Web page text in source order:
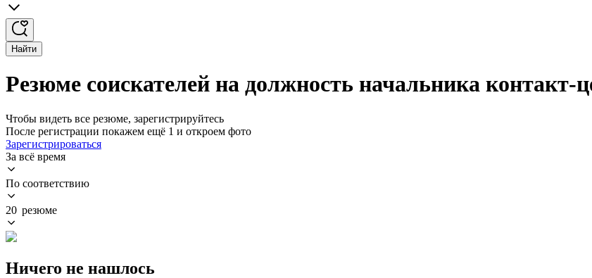
Найти
Резюме соискателей на должность начальника контакт-
Чтобы видеть все резюме, зарегистрируйтесь
После регистрации покажем ещё 1 и откроем фото
Зарегистрироваться
За всё время
По соответствию
20 резюме
Ничего не нашлось